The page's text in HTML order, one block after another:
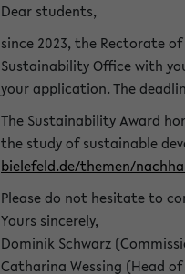
Dear students,
since 2023, the Rectorate
Sustainability Office with
your application. The
The Sustainability Award
the study of sustainable
bielefeld.de/themen/
Please do not hesitate to
Yours sincerely,
Dominik Schwarz
Catharina Wessing (Head